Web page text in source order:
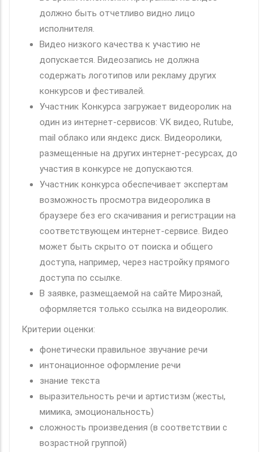
должно быть отчетливо видно лицо
исполнителя.
Видео низкого качества к участию не
допускается. Видеозапись не должна
содержать логотипов или рекламу других
конкурсов и фестивалей.
Участник Конкурса загружает видеоролик на
один из интернет-сервисов: VK видео, Rutube,
mail облако или яндекс диск. Видеоролики,
размещенные на других интернет-ресурсах, до
участия в конкурсе не допускаются.
Участник конкурса обеспечивает экспертам
возможность просмотра видеоролика в
браузере без его скачивания и регистрации на
соответствующем интернет-сервисе. Видео
может быть скрыто от поиска и общего
доступа, например, через настройку прямого
доступа по ссылке.
В заявке, размещаемой на сайте Мирознай,
оформляется только ссылка на видеоролик.
Критерии оценки:
фонетически правильное звучание речи
интонационное оформление речи
знание текста
выразительность речи и артистизм (жесты,
мимика, эмоциональность)
сложность произведения (в соответствии с
возрастной группой)